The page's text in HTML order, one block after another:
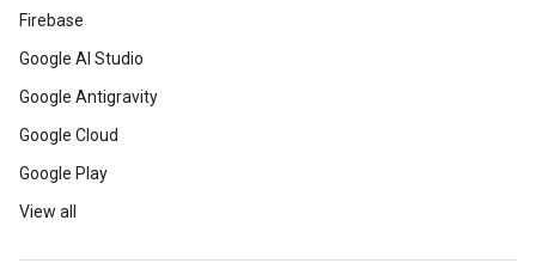
Firebase
Google AI Studio
Google Antigravity
Google Cloud
Google Play
View all